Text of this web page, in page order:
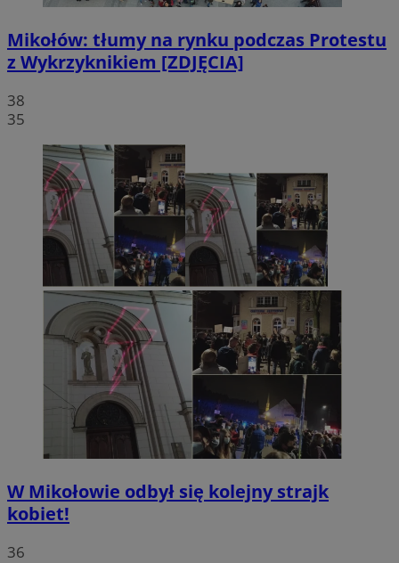
Mikołów: tłumy na rynku podczas Protestu
z Wykrzyknikiem [ZDJĘCIA]
38
35
W Mikołowie odbył się kolejny strajk
kobiet!
36